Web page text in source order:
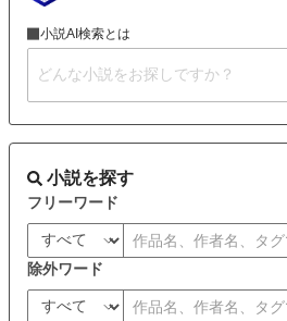
小説AI検索とは
小説を探す
フリーワード
除外ワード